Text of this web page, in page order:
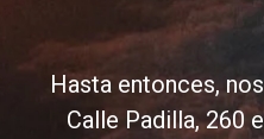
Hasta entonces,
Calle Padilla, 260